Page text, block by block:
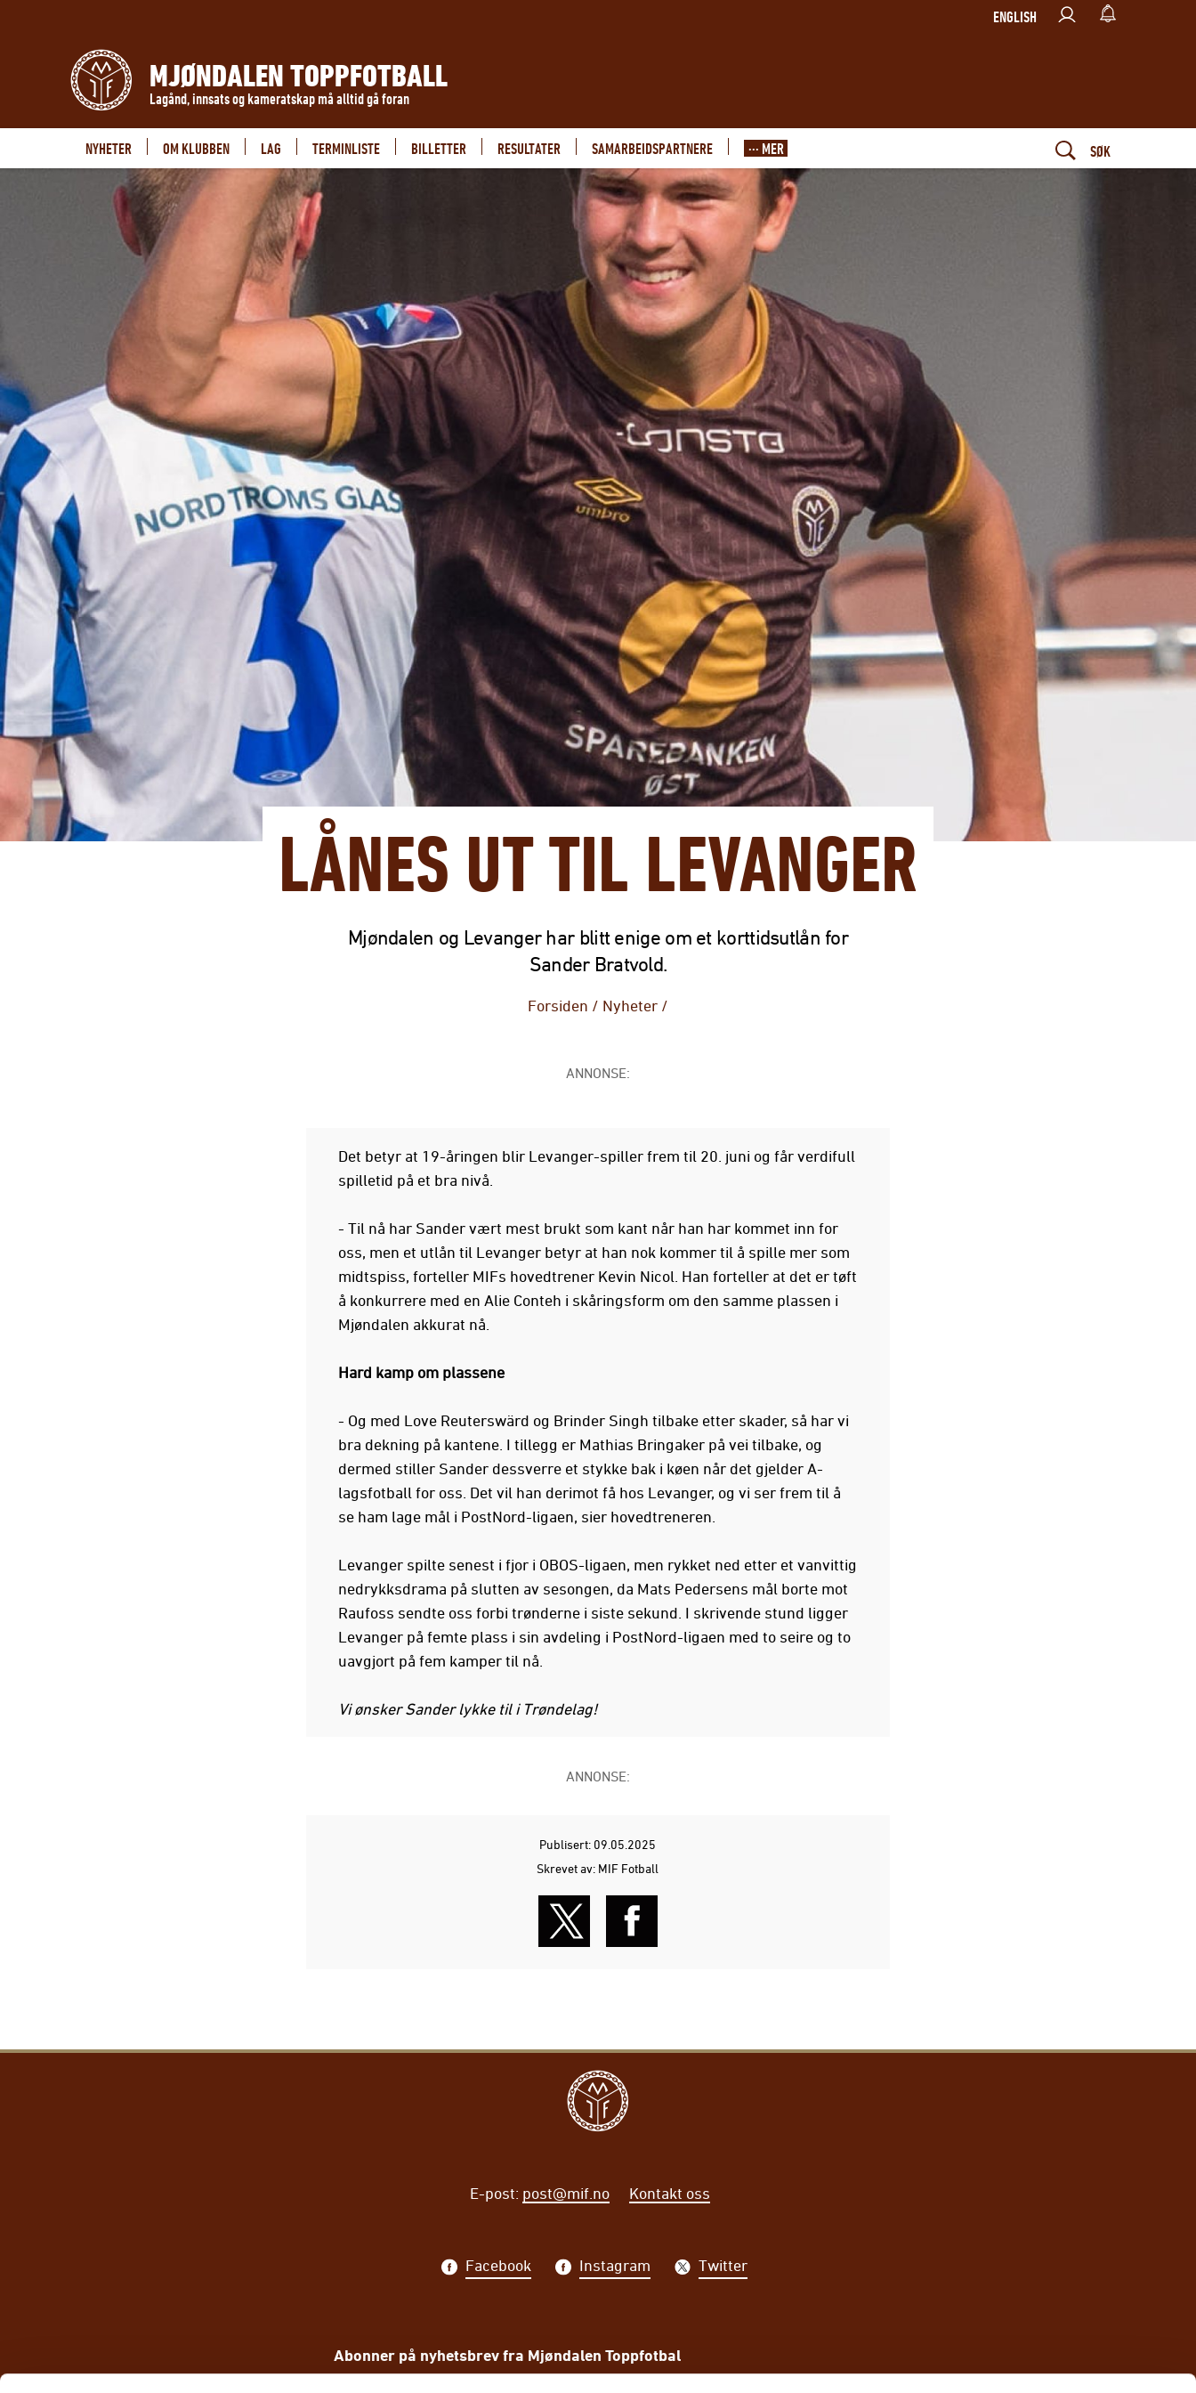
ENGLISH
MJØNDALEN TOPPFOTBALL
Lagånd, innsats og kameratskap må alltid gå foran
NYHETER OM KLUBBEN LAG TERMINLISTE BILLETTER RESULTATER SAMARBEIDSPARTNERE ··· MER SØK
LÅNES UT TIL LEVANGER
Mjøndalen og Levanger har blitt enige om et korttidsutlån for
Sander Bratvold.
Forsiden / Nyheter /
ANNONSE:
Det betyr at 19-åringen blir Levanger-spiller frem til 20. juni og får verdifull
spilletid på et bra nivå.
- Til nå har Sander vært mest brukt som kant når han har kommet inn for
oss, men et utlån til Levanger betyr at han nok kommer til å spille mer som
midtspiss, forteller MIFs hovedtrener Kevin Nicol. Han forteller at det er tøft
å konkurrere med en Alie Conteh i skåringsform om den samme plassen i
Mjøndalen akkurat nå.
Hard kamp om plassene
- Og med Love Reuterswärd og Brinder Singh tilbake etter skader, så har vi
bra dekning på kantene. I tillegg er Mathias Bringaker på vei tilbake, og
dermed stiller Sander dessverre et stykke bak i køen når det gjelder A-
lagsfotball for oss. Det vil han derimot få hos Levanger, og vi ser frem til å
se ham lage mål i PostNord-ligaen, sier hovedtreneren.
Levanger spilte senest i fjor i OBOS-ligaen, men rykket ned etter et vanvittig
nedrykksdrama på slutten av sesongen, da Mats Pedersens mål borte mot
Raufoss sendte oss forbi trønderne i siste sekund. I skrivende stund ligger
Levanger på femte plass i sin avdeling i PostNord-ligaen med to seire og to
uavgjort på fem kamper til nå.
Vi ønsker Sander lykke til i Trøndelag!
ANNONSE:
Publisert: 09.05.2025
Skrevet av: MIF Fotball
E-post: post@mif.no Kontakt oss
Facebook Instagram Twitter
Abonner på nyhetsbrev fra Mjøndalen Toppfotbal